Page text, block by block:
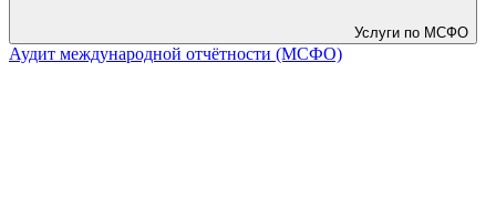
Услуги по МСФО
Аудит международной отчётности (МСФО)